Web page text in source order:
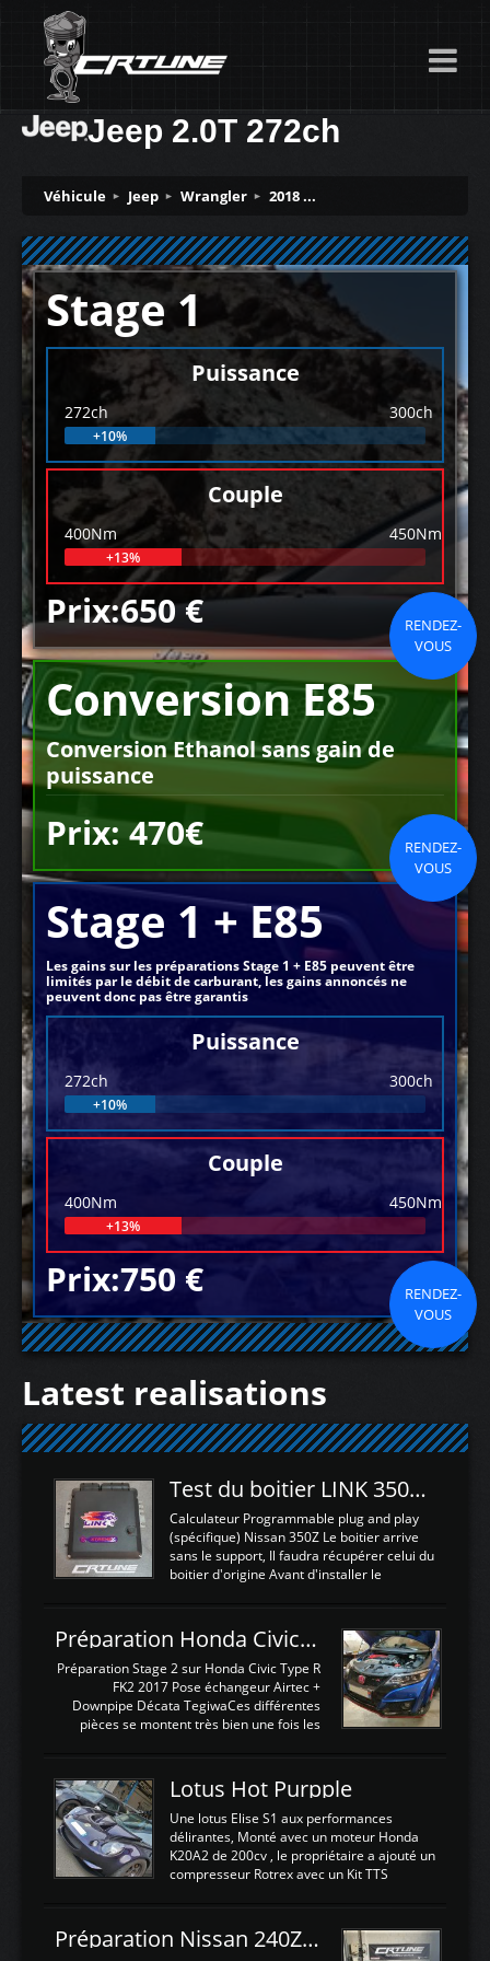
Jeep 2.0T 272ch
Véhicule Jeep Wrangler 2018 ...
Stage 1
Puissance
272ch 300ch
+10%
Couple
400Nm 450Nm
+13%
Prix:650 €
RENDEZ-
VOUS
Conversion E85
Conversion Ethanol sans gain de
puissance
Prix: 470€
RENDEZ-
VOUS
Stage 1 + E85
Les gains sur les préparations Stage 1 + E85 peuvent être
limités par le débit de carburant, les gains annoncés ne
peuvent donc pas être garantis
Puissance
272ch 300ch
+10%
Couple
400Nm 450Nm
+13%
Prix:750 €
RENDEZ-
VOUS
Latest realisations
Test du boitier LINK 350Z Plugin ECU
Calculateur Programmable plug and play
(spécifique) Nissan 350Z Le boitier arrive
sans le support, Il faudra récupérer celui du
boitier d'origine Avant d'installer le
d'envoyer l'information de la large bande
dans le boitier. sydney sweeney deepfake
La sortie 0-5V de l'afr sera connectée sur
l'entrée AN Volt 8 et GndAN pour
Analogique, et Volt car l'information est une
tension (Pas une résistance variable d'un
est temps de brancher le ...
Préparation Honda Civic Type R FK2
Préparation Stage 2 sur Honda Civic Type R
FK2 2017 Pose échangeur Airtec +
Downpipe Décata TegiwaCes différentes
pièces se montent très bien une fois les
légere découpe du plastique inferieur,
negénant en rien la structure ou le
fonctionnement du fond plat. Une
reprogrammation Stage 2 est faite sur le
calculateur d'origine. Une alternative
économique au passage sur Hondata
d'origine 310cv et 400Nn , Une fois
reprogrammé et les ...
Lotus Hot Purpple
Une lotus Elise S1 aux performances
délirantes, Monté avec un moteur Honda
K20A2 de 200cv , le propriétaire a ajouté un
compresseur Rotrex avec un Kit TTS
d'augmenter la puissance de son moteur:
un watercooler a été ajouté. 300Cv sans
Préparation Nissan 240Z SR20DET